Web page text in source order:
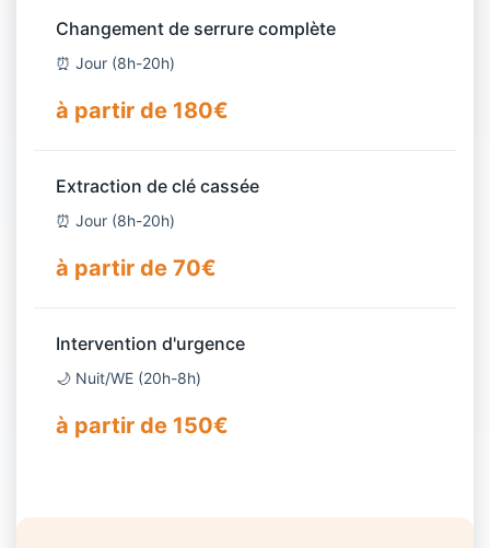
Changement de serrure complète
⏰ Jour (8h-20h)
à partir de 180€
Extraction de clé cassée
⏰ Jour (8h-20h)
à partir de 70€
Intervention d'urgence
🌙 Nuit/WE (20h-8h)
à partir de 150€